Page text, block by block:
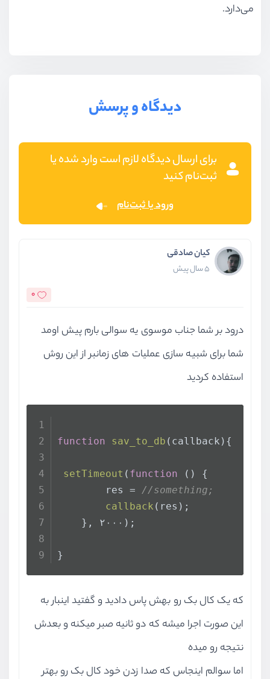
می‌دارد.
دیدگاه و پرسش
برای ارسال دیدگاه لازم است وارد شده یا
ثبت‌نام کنید
ورود یا ثبت‌نام
کیان صادقی
5 سال پیش
0
درود بر شما جناب موسوی یه سوالی بارم پیش اومد
شما برای شبیه سازی عملیات های زمانبر از این روش
استفاده کردید
function sav_to_db ( callback ){
setTimeout ( function ( ) {
        res =
//something;
callback (res);
    }, ۲۰۰۰);
}
که یک کال بک رو بهش پاس دادید و گفتید اینبار به
این صورت اجرا میشه که دو ثانیه صبر میکنه و بعدش
نتیجه رو میده
اما سوالم اینجاس که صدا زدن خود کال بک رو بهتر